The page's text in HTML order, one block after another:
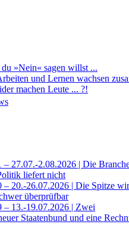
»Nein« sagen willst ...
und Lernen wachsen
machen Leute ... ?!
27.07.-2.08.2026 | Die
liefert nicht
20.-26.07.2026 | Die Spitze
überprüfbar
13.-19.07.2026 | Zwei
Staatenbund und eine